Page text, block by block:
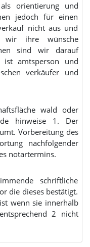
orientierung und
jedoch für einen
nicht aus und
wir ihre wünsche
sind wir darauf
ist amtsperson und
verkäufer und
wald oder
hinweise 1. Der
Vorbereitung des
nachfolgender
notartermins.
schriftliche
die dieses bestätigt.
wenn sie innerhalb
2 nicht